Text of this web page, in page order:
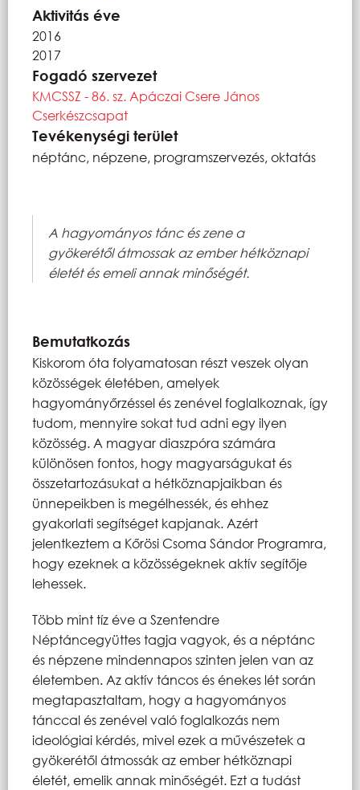
Aktivitás éve
2016
2017
Fogadó szervezet
KMCSSZ - 86. sz. Apáczai Csere János
Cserkészcsapat
Tevékenységi terület
néptánc, népzene, programszervezés, oktatás
A hagyományos tánc és zene a
gyökerétől átmossak az ember hétköznapi
életét és emeli annak minőségét.
Bemutatkozás
Kiskorom óta folyamatosan részt veszek olyan
közösségek életében, amelyek
hagyományőrzéssel és zenével foglalkoznak, így
tudom, mennyire sokat tud adni egy ilyen
közösség. A magyar diaszpóra számára
különösen fontos, hogy magyarságukat és
összetartozásukat a hétköznapjaikban és
ünnepeikben is megélhessék, és ehhez
gyakorlati segítséget kapjanak. Azért
jelentkeztem a Kőrösi Csoma Sándor Programra,
hogy ezeknek a közösségeknek aktív segítője
lehessek.
Több mint tíz éve a Szentendre
Néptáncegyüttes tagja vagyok, és a néptánc
és népzene mindennapos szinten jelen van az
életemben. Az aktív táncos és énekes lét során
megtapasztaltam, hogy a hagyományos
tánccal és zenével való foglalkozás nem
ideológiai kérdés, mivel ezek a művészetek a
gyökerétől átmossák az ember hétköznapi
életét, emelik annak minőségét. Ezt a tudást